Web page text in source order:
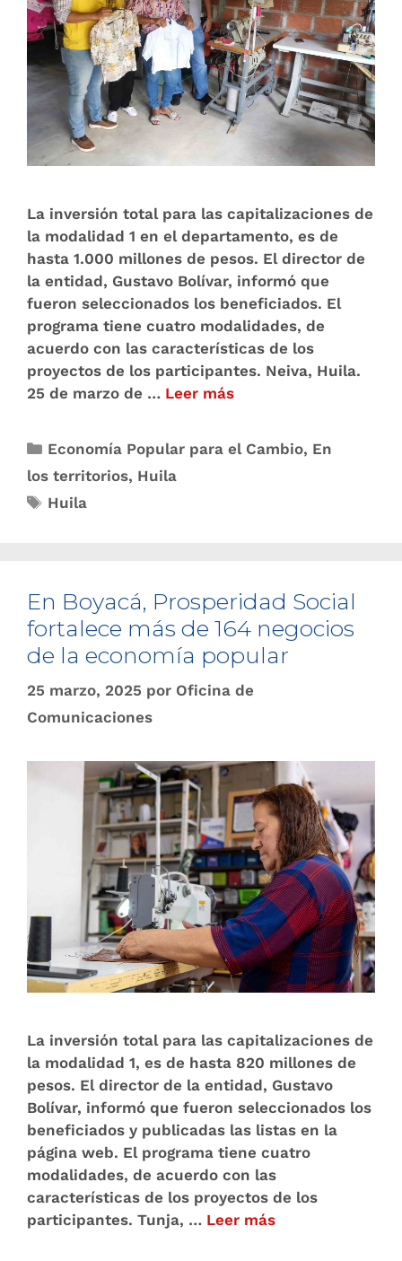
La inversión total para las capitalizaciones de
la modalidad 1 en el departamento, es de
hasta 1.000 millones de pesos. El director de
la entidad, Gustavo Bolívar, informó que
fueron seleccionados los beneficiados. El
programa tiene cuatro modalidades, de
acuerdo con las características de los
proyectos de los participantes. Neiva, Huila.
25 de marzo de … Leer más
Economía Popular para el Cambio, En
los territorios, Huila
Huila
En Boyacá, Prosperidad Social
fortalece más de 164 negocios
de la economía popular
25 marzo, 2025 por Oficina de
Comunicaciones
La inversión total para las capitalizaciones de
la modalidad 1, es de hasta 820 millones de
pesos. El director de la entidad, Gustavo
Bolívar, informó que fueron seleccionados los
beneficiados y publicadas las listas en la
página web. El programa tiene cuatro
modalidades, de acuerdo con las
características de los proyectos de los
participantes. Tunja, … Leer más